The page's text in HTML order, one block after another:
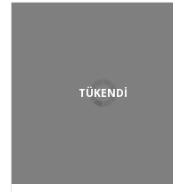
TÜKENDİ